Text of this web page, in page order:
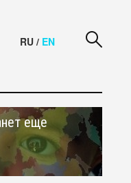
RU / EN
еще